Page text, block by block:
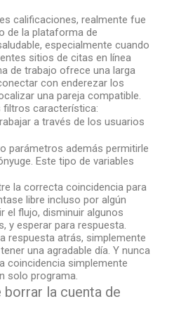
calificaciones, realmente fue
de la plataforma de
especialmente cuando
sitios de citas en línea
de trabajo ofrece una larga
con enderezar los
una pareja compatible.
filtros característica:
a través de los usuarios
parámetros además permitirle
Este tipo de variables
la correcta coincidencia para
libre incluso por algún
el flujo, disminuir algunos
y esperar para respuesta.
respuesta atrás, simplemente
una agradable día. Y nunca
coincidencia simplemente
solo programa.
la cuenta de